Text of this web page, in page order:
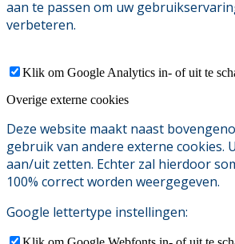
aan te passen om uw
verbeteren.
Klik om Google Analytics in- of uit te
Overige externe cookies
Deze website maakt naast
gebruik van andere externe cookies.
aan/uit zetten. Echter zal hierdoor
100% correct worden weergegeven.
Google lettertype instellingen: